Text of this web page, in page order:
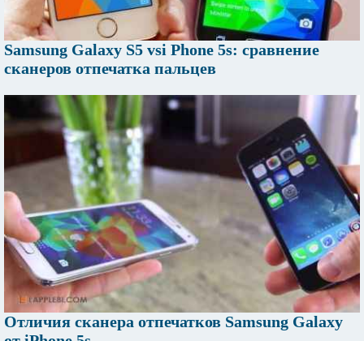
Samsung Galaxy S5 vsi Phone 5s: сравнение
сканеров отпечатка пальцев
Отличия сканера отпечатков Samsung Galaxy